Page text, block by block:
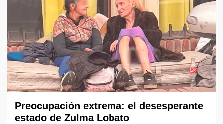
Preocupación extrema: el desesperante
estado de Zulma Lobato